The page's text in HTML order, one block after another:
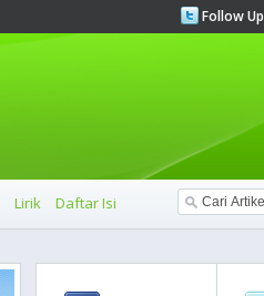
Follow Up
Lirik Daftar Isi